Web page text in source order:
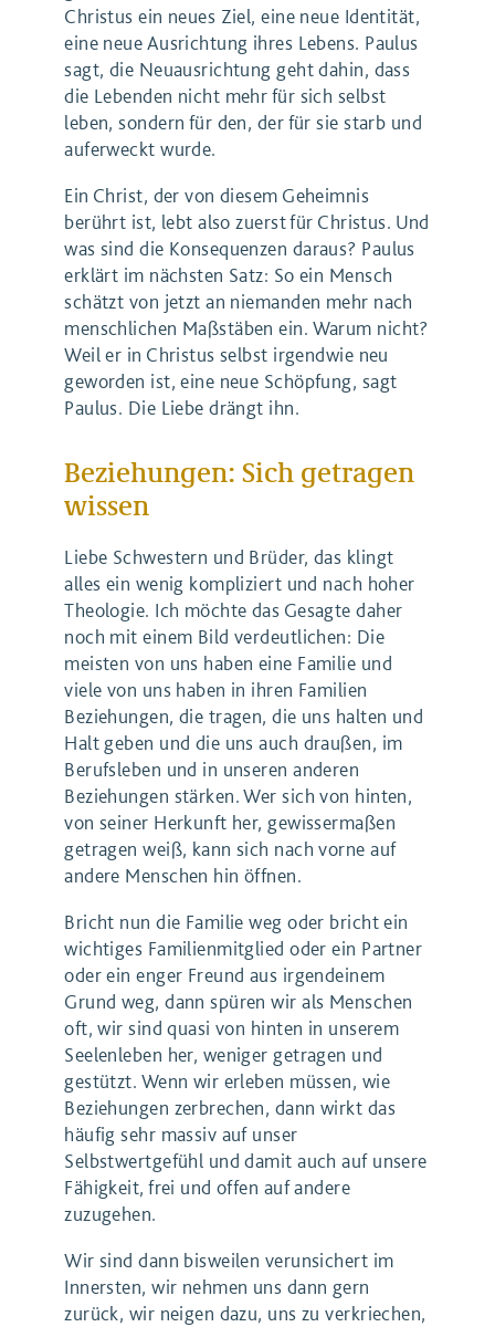
Christus ein neues Ziel, eine neue Identität,
eine neue Ausrichtung ihres Lebens. Paulus
sagt, die Neuausrichtung geht dahin, dass
die Lebenden nicht mehr für sich selbst
leben, sondern für den, der für sie starb und
auferweckt wurde.
Ein Christ, der von diesem Geheimnis
berührt ist, lebt also zuerst für Christus. Und
was sind die Konsequenzen daraus? Paulus
erklärt im nächsten Satz: So ein Mensch
schätzt von jetzt an niemanden mehr nach
menschlichen Maßstäben ein. Warum nicht?
Weil er in Christus selbst irgendwie neu
geworden ist, eine neue Schöpfung, sagt
Paulus. Die Liebe drängt ihn.
Beziehungen: Sich getragen
wissen
Liebe Schwestern und Brüder, das klingt
alles ein wenig kompliziert und nach hoher
Theologie. Ich möchte das Gesagte daher
noch mit einem Bild verdeutlichen: Die
meisten von uns haben eine Familie und
viele von uns haben in ihren Familien
Beziehungen, die tragen, die uns halten und
Halt geben und die uns auch draußen, im
Berufsleben und in unseren anderen
Beziehungen stärken. Wer sich von hinten,
von seiner Herkunft her, gewissermaßen
getragen weiß, kann sich nach vorne auf
andere Menschen hin öffnen.
Bricht nun die Familie weg oder bricht ein
wichtiges Familienmitglied oder ein Partner
oder ein enger Freund aus irgendeinem
Grund weg, dann spüren wir als Menschen
oft, wir sind quasi von hinten in unserem
Seelenleben her, weniger getragen und
gestützt. Wenn wir erleben müssen, wie
Beziehungen zerbrechen, dann wirkt das
häufig sehr massiv auf unser
Selbstwertgefühl und damit auch auf unsere
Fähigkeit, frei und offen auf andere
zuzugehen.
Wir sind dann bisweilen verunsichert im
Innersten, wir nehmen uns dann gern
zurück, wir neigen dazu, uns zu verkriechen,